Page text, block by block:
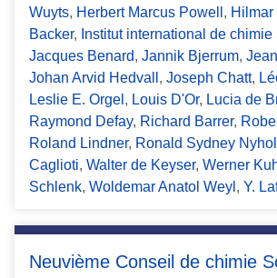
Wuyts, Herbert Marcus Powell ,
Backer, Institut international de chimie
Jacques Benard, Jannik Bjerrum,
Johan Arvid Hedvall , Joseph Chatt,
Leslie E. Orgel , Louis D'Or, Lucia de
Raymond Defay, Richard Barrer,
Roland Lindner, Ronald Sydney
Caglioti, Walter de Keyser, Werner
Schlenk, Woldemar Anatol Weyl , Y.
Neuvième Conseil de chimie